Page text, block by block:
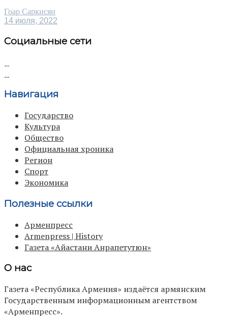
Гоар Саркисян
14 июля, 2022
Социальные сети
Навигация
Государство
Культура
Общество
Официальная хроника
Регион
Спорт
Экономика
Полезные ссылки
Арменпресс
Armenpress | History
Газета «Айастани Анрапетутюн»
О нас
Газета «Республика Армения» издаётся армянским
Государственным информационным агентством
«Арменпресс».